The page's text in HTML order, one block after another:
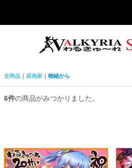
全商品 原画家 物緒から
6件の商品がみつかりました。